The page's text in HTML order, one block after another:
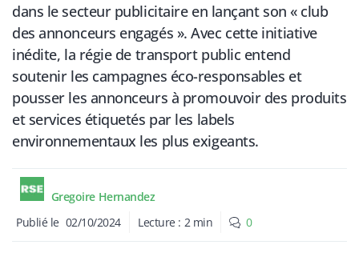
dans le secteur publicitaire en lançant son « club
des annonceurs engagés ». Avec cette initiative
inédite, la régie de transport public entend
soutenir les campagnes éco-responsables et
pousser les annonceurs à promouvoir des produits
et services étiquetés par les labels
environnementaux les plus exigeants.
Gregoire Hernandez
Publié le 02/10/2024 Lecture : 2 min 0